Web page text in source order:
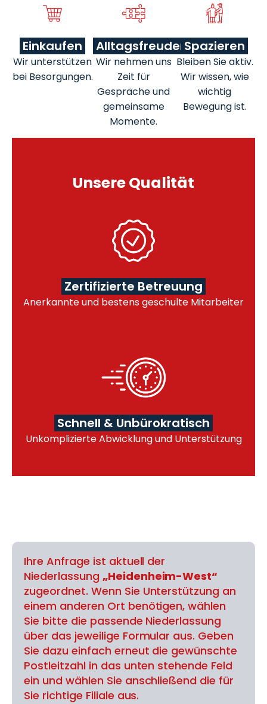
Einkaufen
Wir unterstützen
bei Besorgungen.
Alltagsfreuden
Wir nehmen uns
Zeit für
Gespräche und
gemeinsame
Momente.
Spazieren
Bleiben Sie aktiv.
Wir wissen, wie
wichtig
Bewegung ist.
Unsere Qualität
Zertifizierte Betreuung
Anerkannte und bestens geschulte Mitarbeiter
Schnell & Unbürokratisch
Unkomplizierte Abwicklung und Unterstützung
Ihre Anfrage ist aktuell der
Niederlassung „Heidenheim-West“
zugeordnet. Wenn Sie Unterstützung an
einem anderen Ort benötigen, wählen
Sie bitte die passende Niederlassung
über das jeweilige Formular aus. Geben
Sie dazu einfach erneut die gewünschte
Postleitzahl in das unten stehende Feld
ein und wählen Sie anschließend die für
Sie richtige Filiale aus.